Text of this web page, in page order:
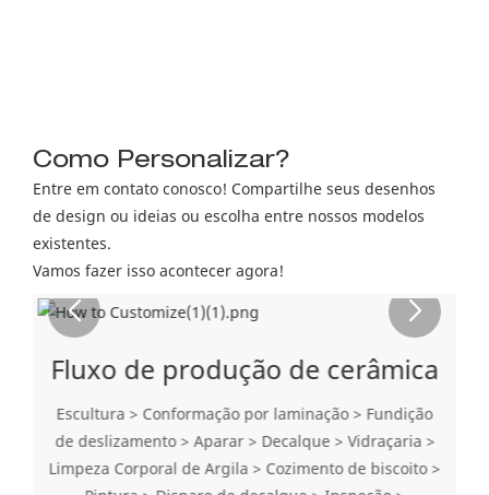
Como Personalizar?
Entre em contato conosco! Compartilhe seus desenhos
de design ou ideias ou escolha entre nossos modelos
existentes.
Vamos fazer isso acontecer agora!
Fluxo de produção de cerâmica
Escultura > Conformação por laminação > Fundição
de deslizamento > Aparar > Decalque > Vidraçaria >
Limpeza Corporal de Argila > Cozimento de biscoito >